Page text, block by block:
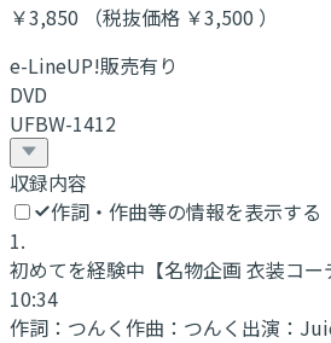
￥3,850 （税抜価格 ￥3,500 ）
e-LineUP!販売有り
DVD
UFBW-1412
収録内容
作詞・作曲等の情報を表示する
1.
初めてを経験中 【名物企画 衣装コー
10:34
作詞： つんく作曲： つんく 出演：